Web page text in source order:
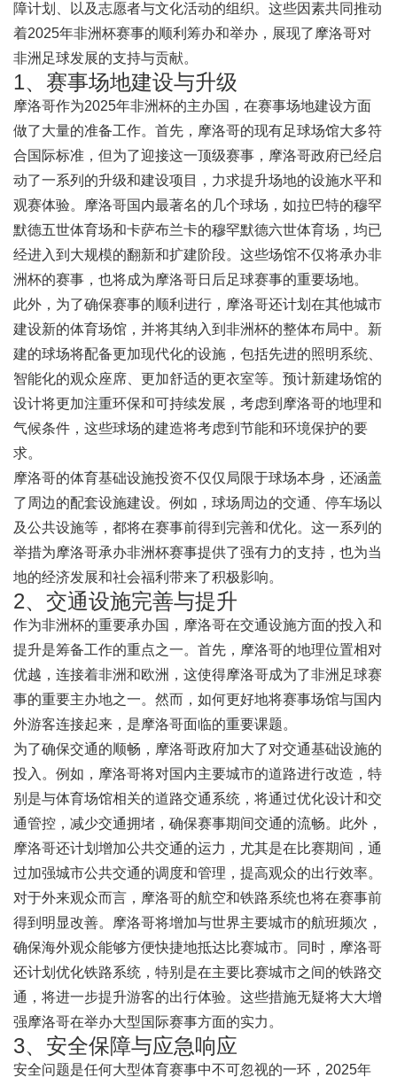
障计划、以及志愿者与文化活动的组织。这些因素共同推动
着2025年非洲杯赛事的顺利筹办和举办，展现了摩洛哥对
非洲足球发展的支持与贡献。
1、赛事场地建设与升级
摩洛哥作为2025年非洲杯的主办国，在赛事场地建设方面
做了大量的准备工作。首先，摩洛哥的现有足球场馆大多符
合国际标准，但为了迎接这一顶级赛事，摩洛哥政府已经启
动了一系列的升级和建设项目，力求提升场地的设施水平和
观赛体验。摩洛哥国内最著名的几个球场，如拉巴特的穆罕
默德五世体育场和卡萨布兰卡的穆罕默德六世体育场，均已
经进入到大规模的翻新和扩建阶段。这些场馆不仅将承办非
洲杯的赛事，也将成为摩洛哥日后足球赛事的重要场地。
此外，为了确保赛事的顺利进行，摩洛哥还计划在其他城市
建设新的体育场馆，并将其纳入到非洲杯的整体布局中。新
建的球场将配备更加现代化的设施，包括先进的照明系统、
智能化的观众座席、更加舒适的更衣室等。预计新建场馆的
设计将更加注重环保和可持续发展，考虑到摩洛哥的地理和
气候条件，这些球场的建造将考虑到节能和环境保护的要
求。
摩洛哥的体育基础设施投资不仅仅局限于球场本身，还涵盖
了周边的配套设施建设。例如，球场周边的交通、停车场以
及公共设施等，都将在赛事前得到完善和优化。这一系列的
举措为摩洛哥承办非洲杯赛事提供了强有力的支持，也为当
地的经济发展和社会福利带来了积极影响。
2、交通设施完善与提升
作为非洲杯的重要承办国，摩洛哥在交通设施方面的投入和
提升是筹备工作的重点之一。首先，摩洛哥的地理位置相对
优越，连接着非洲和欧洲，这使得摩洛哥成为了非洲足球赛
事的重要主办地之一。然而，如何更好地将赛事场馆与国内
外游客连接起来，是摩洛哥面临的重要课题。
为了确保交通的顺畅，摩洛哥政府加大了对交通基础设施的
投入。例如，摩洛哥将对国内主要城市的道路进行改造，特
别是与体育场馆相关的道路交通系统，将通过优化设计和交
通管控，减少交通拥堵，确保赛事期间交通的流畅。此外，
摩洛哥还计划增加公共交通的运力，尤其是在比赛期间，通
过加强城市公共交通的调度和管理，提高观众的出行效率。
对于外来观众而言，摩洛哥的航空和铁路系统也将在赛事前
得到明显改善。摩洛哥将增加与世界主要城市的航班频次，
确保海外观众能够方便快捷地抵达比赛城市。同时，摩洛哥
还计划优化铁路系统，特别是在主要比赛城市之间的铁路交
通，将进一步提升游客的出行体验。这些措施无疑将大大增
强摩洛哥在举办大型国际赛事方面的实力。
3、安全保障与应急响应
安全问题是任何大型体育赛事中不可忽视的一环，2025年